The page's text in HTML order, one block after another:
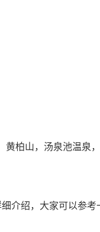
黄柏山，汤泉池温泉
介绍，大家可以参考